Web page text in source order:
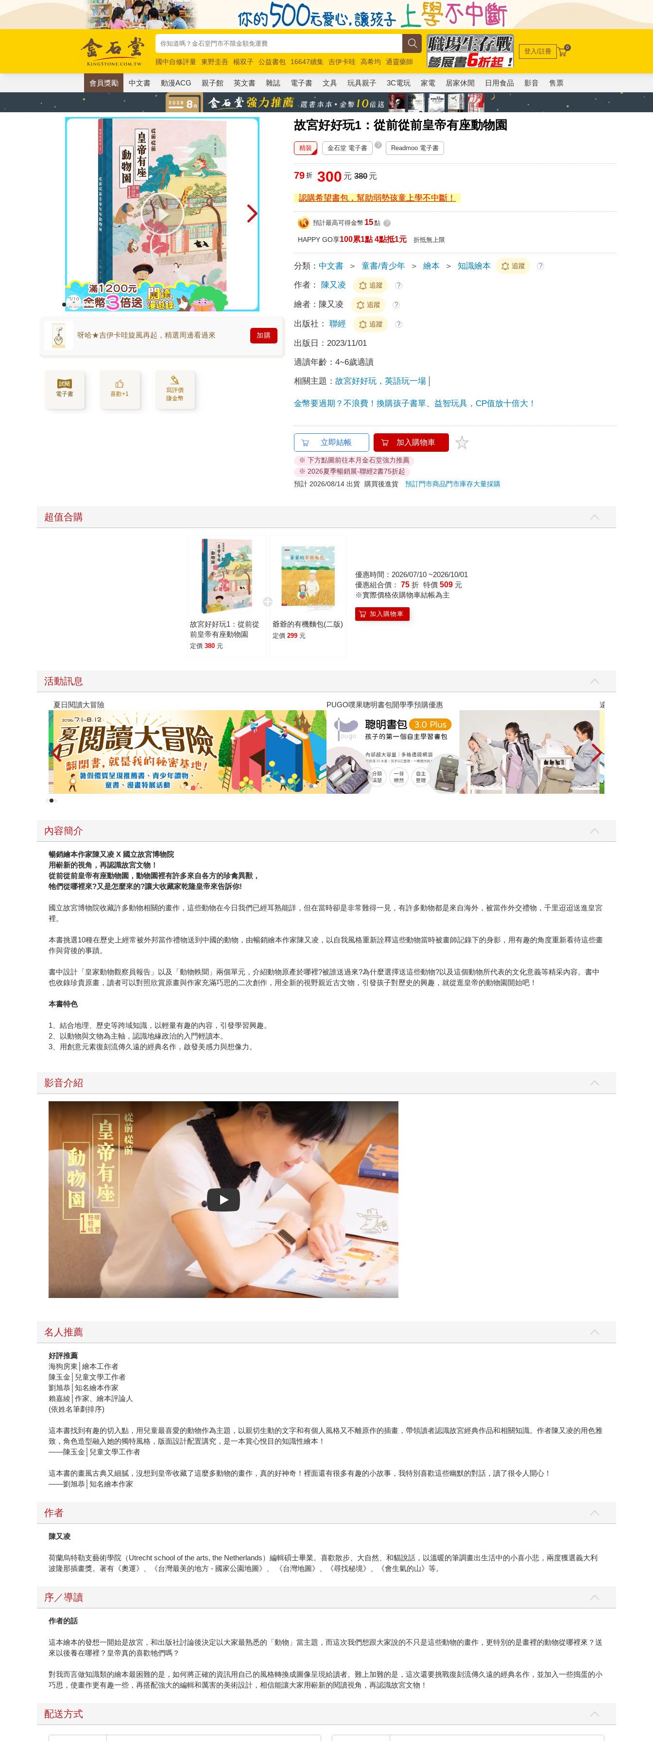
國中自修評量 東野圭吾 楊双子 公益書包 16647續集 吉伊卡哇 高希均
通靈藥師
唯紅花綻放
奧德賽 路邊攤新作 馬斯克 玩具總動員5 超慢跑
登入/註冊 0
會員獎勵 中文書 動漫ACG 親子館 英文書 雜誌 電子書 文具 玩具親子 3C電玩 家電 居家休閒 日用食品 影音 售票
故宮好好玩1：從前從前皇帝有座動物園
呀哈★吉伊卡哇旋風再起，精選周邊看過來 加購
電子書 喜歡+1
寫評價
賺金幣
精裝 金石堂 電子書 ? Readmoo 電子書
79 折 300 元 380元
認購希望書包，幫助弱勢孩童上學不中斷！
預計最高可得金幣 15點 ?
HAPPY GO享100累1點 4點抵1元 折抵無上限
分類： 中文書 ＞ 童書/青少年 ＞ 繪本 ＞ 知識繪本 追蹤 ?
作者： 陳又凌 追蹤 ?
繪者： 陳又凌 追蹤 ?
出版社： 聯經 追蹤 ?
出版日： 2023/11/01
適讀年齡：4~6歲適讀
相關主題：故宮好好玩，英語玩一場
金幣要過期？不浪費！換購孩子書單、益智玩具，CP值放十倍大！
立即結帳 加入購物車
※ 下方點圖前往本月金石堂強力推薦
※ 2026夏季暢銷展-聯經2書75折起
預計 2026/08/14 出貨
購買後進貨預訂門市商品門市庫存大量採購
超值合購
故宮好好玩1：從前從
前皇帝有座動物園
定價 380 元
爺爺的有機麵包(二版)
定價 299 元
優惠時間：2026/07/10 ~2026/10/01
優惠組合價： 75 折 特價 509 元
※實際價格依購物車結帳為主
加入購物車
活動訊息
遠流童書展75折起 三采童書滿額送防水袋
內容簡介
暢銷繪本作家陳又凌 X 國立故宮博物院
用嶄新的視角，再認識故宮文物！
從前從前皇帝有座動物園，動物園裡有許多來自各方的珍禽異獸，
牠們從哪裡來?又是怎麼來的?讓大收藏家乾隆皇帝來告訴你!
國立故宮博物院收藏許多動物相關的畫作，這些動物在今日我們已經耳熟能詳，但在當時卻是非常難得一見，有許多動物都是來自海外，被當作外交禮物，千里迢迢送進皇宮
裡。
本書挑選10種在歷史上經常被外邦當作禮物送到中國的動物，由暢銷繪本作家陳又凌，以自我風格重新詮釋這些動物當時被畫師記錄下的身影，用有趣的角度重新看待這些畫
作與背後的事蹟。
書中設計「皇家動物觀察員報告」以及「動物軼聞」兩個單元，介紹動物原產於哪裡?被誰送過來?為什麼選擇送這些動物?以及這個動物所代表的文化意義等精采內容。書中
也收錄珍貴原畫，讀者可以對照欣賞原畫與作家充滿巧思的二次創作，用全新的視野親近古文物，引發孩子對歷史的興趣，就從逛皇帝的動物園開始吧！
本書特色
1、結合地理、歷史等跨域知識，以輕量有趣的內容，引發學習興趣。
2、以動物與文物為主軸，認識地緣政治的入門輕讀本。
3、用創意元素復刻流傳久遠的經典名作，啟發美感力與想像力。
影音介紹
Play video
名人推薦
好評推薦
海狗房東│繪本工作者
陳玉金│兒童文學工作者
劉旭恭│知名繪本作家
賴嘉綾│作家、繪本評論人
(依姓名筆劃排序)
這本書找到有趣的切入點，用兒童最喜愛的動物作為主題，以親切生動的文字和有個人風格又不離原作的插畫，帶領讀者認識故宮經典作品和相關知識。作者陳又凌的用色雅
致，角色造型融入她的獨特風格，版面設計配置講究，是一本賞心悅目的知識性繪本！
——陳玉金│兒童文學工作者
這本書的畫風古典又細膩，沒想到皇帝收藏了這麼多動物的畫作，真的好神奇！裡面還有很多有趣的小故事，我特別喜歡這些幽默的對話，讀了很令人開心！
——劉旭恭│知名繪本作家
作者
陳又凌
荷蘭烏特勒支藝術學院（Utrecht school of the arts, the Netherlands）編輯碩士畢業。喜歡散步、大自然、和貓說話，以溫暖的筆調畫出生活中的小喜小悲，兩度獲選義大利
波隆那插畫獎。著有《奧運》、《台灣最美的地方 - 國家公園地圖》、 《台灣地圖》、《尋找秘境》、《會生氣的山》等。
序／導讀
作者的話
這本繪本的發想一開始是故宮，和出版社討論後決定以大家最熟悉的「動物」當主題，而這次我們想跟大家說的不只是這些動物的畫作，更特別的是畫裡的動物從哪裡來？送
來以後養在哪裡？皇帝真的喜歡牠們嗎？
對我而言做知識類的繪本最困難的是，如何將正確的資訊用自己的風格轉換成圖像呈現給讀者。難上加難的是，這次還要挑戰復刻流傳久遠的經典名作，並加入一些搗蛋的小
巧思，使畫作更有趣一些，再搭配強大的編輯和厲害的美術設計，相信能讓大家用嶄新的閱讀視角，再認識故宮文物！
配送方式